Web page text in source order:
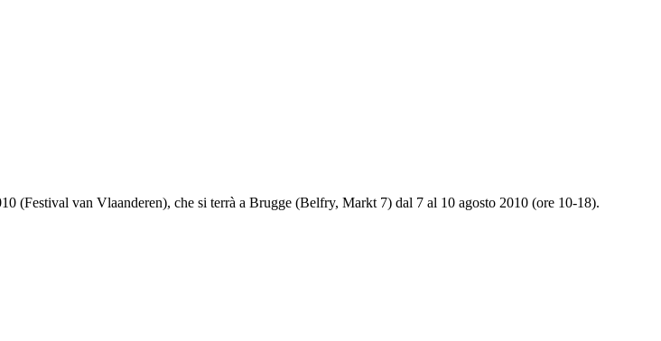
van Vlaanderen), che si terrà a Brugge (Belfry, Markt 7) dal 7 al 10 agosto 2010 (ore 10-18).